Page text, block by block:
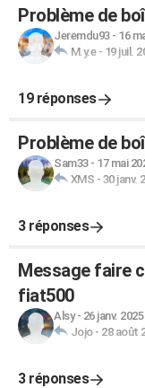
Problème de
Jeremdu93- 16
M.y.e- 19 juil.
19 réponses
Problème de
Sam33- 17 mai
XMS - 30 janv.
3 réponses
Message faire
fiat500
Alsy- 26 janv.
Jojo- 28 août
3 réponses